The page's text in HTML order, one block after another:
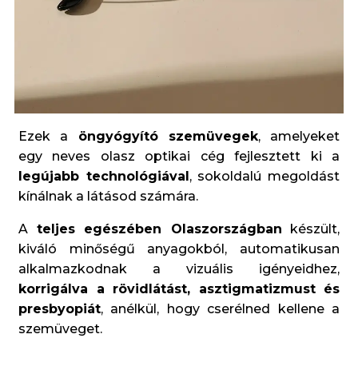
Ezek a öngyógyító szemüvegek, amelyeket
egy neves olasz optikai cég fejlesztett ki a
legújabb technológiával, sokoldalú megoldást
kínálnak a látásod számára.
A teljes egészében Olaszországban készült,
kiváló minőségű anyagokból, automatikusan
alkalmazkodnak a vizuális igényeidhez,
korrigálva a rövidlátást, asztigmatizmust és
presbyopiát, anélkül, hogy cserélned kellene a
szemüveget.